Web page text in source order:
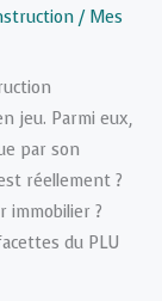
/ Mes
jeu. Parmi eux,
par son
réellement ?
immobilier ?
du PLU